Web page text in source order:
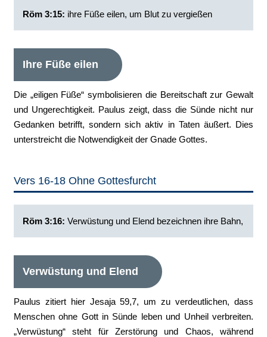
Röm 3:15: ihre Füße eilen, um Blut zu vergießen
Ihre Füße eilen
Die „eiligen Füße“ symbolisieren die Bereitschaft zur Gewalt
und Ungerechtigkeit. Paulus zeigt, dass die Sünde nicht nur
Gedanken betrifft, sondern sich aktiv in Taten äußert. Dies
unterstreicht die Notwendigkeit der Gnade Gottes.
Vers 16-18 Ohne Gottesfurcht
Röm 3:16: Verwüstung und Elend bezeichnen ihre Bahn,
Verwüstung und Elend
Paulus zitiert hier Jesaja 59,7, um zu verdeutlichen, dass
Menschen ohne Gott in Sünde leben und Unheil verbreiten.
„Verwüstung“ steht für Zerstörung und Chaos, während